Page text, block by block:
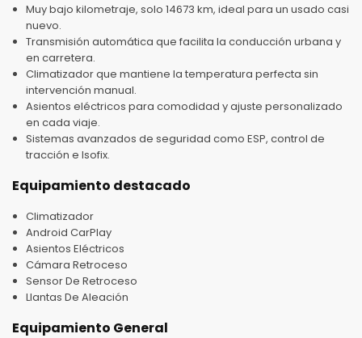
Muy bajo kilometraje, solo 14673 km, ideal para un usado casi
nuevo.
Transmisión automática que facilita la conducción urbana y
en carretera.
Climatizador que mantiene la temperatura perfecta sin
intervención manual.
Asientos eléctricos para comodidad y ajuste personalizado
en cada viaje.
Sistemas avanzados de seguridad como ESP, control de
tracción e Isofix.
Equipamiento destacado
Climatizador
Android CarPlay
Asientos Eléctricos
Cámara Retroceso
Sensor De Retroceso
Llantas De Aleación
Equipamiento General